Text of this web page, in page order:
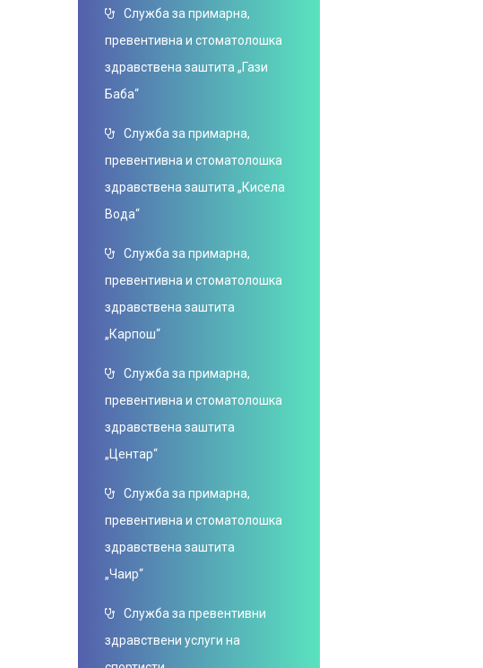
Служба за примарна,
превентивна и стоматолошка
здравствена заштита „Гази
Баба“
Служба за примарна,
превентивна и стоматолошка
здравствена заштита „Кисела
Вода“
Служба за примарна,
превентивна и стоматолошка
здравствена заштита
„Карпош“
Служба за примарна,
превентивна и стоматолошка
здравствена заштита
„Центар“
Служба за примарна,
превентивна и стоматолошка
здравствена заштита
„Чаир“
Служба за превентивни
здравствени услуги на